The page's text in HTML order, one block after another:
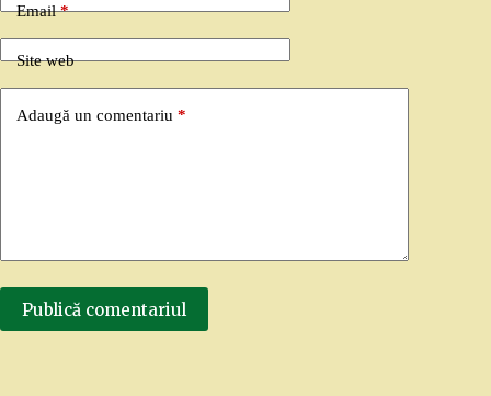
Email*
Site web
Adaugă un comentariu *
Publică comentariul